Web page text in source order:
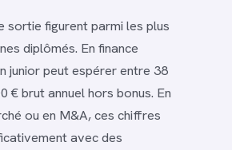
sortie figurent parmi les plus
diplômés. En finance
junior peut espérer entre 38
€ brut annuel hors bonus. En
ou en M&A, ces chiffres
avec des